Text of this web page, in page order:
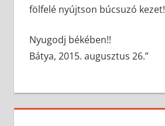
fölfelé nyújtson búcsuzó kezet!
Nyugodj békében!!
Bátya, 2015. augusztus 26.”